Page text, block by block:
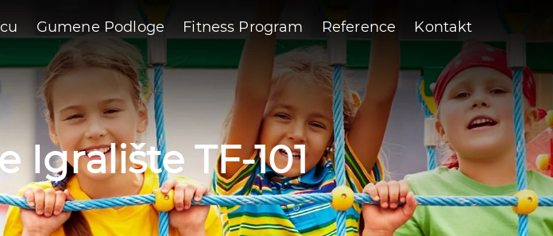
Gumene Podloge Fitness Program Reference Kontakt
Igralište TF-101